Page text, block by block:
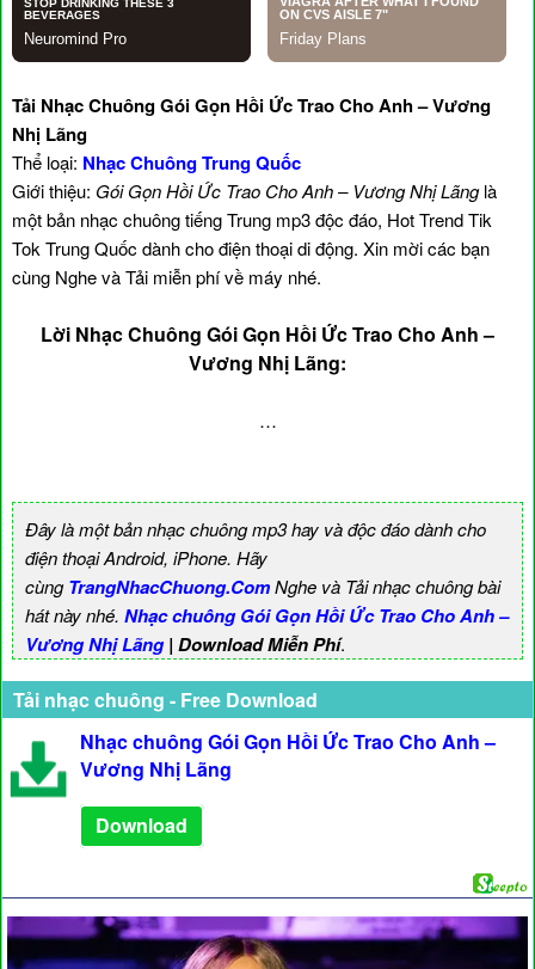
Tải Nhạc Chuông Gói Gọn Hồi Ức Trao Cho Anh – Vương
Nhị Lãng
Thể loại: Nhạc Chuông Trung Quốc
Giới thiệu: Gói Gọn Hồi Ức Trao Cho Anh – Vương Nhị Lãnglà
một bản nhạc chuông tiếng Trung mp3 độc đáo, Hot Trend Tik
Tok Trung Quốc dành cho điện thoại di động. Xin mời các bạn
cùng Nghe và Tải miễn phí về máy nhé.
Lời Nhạc Chuông Gói Gọn Hồi Ức Trao Cho Anh –
Vương Nhị Lãng:
…
Đây là một bản nhạc chuông mp3 hay và độc đáo dành cho
điện thoại Android, iPhone. Hãy
cùngTrangNhacChuong.ComNghe và Tải nhạc chuông bài
hát này nhé. Nhạc chuông Gói Gọn Hồi Ức Trao Cho Anh –
Vương Nhị Lãng| Download Miễn Phí.
Tải nhạc chuông - Free Download
Nhạc chuông Gói Gọn Hồi Ức Trao Cho Anh –
Vương Nhị Lãng
Download